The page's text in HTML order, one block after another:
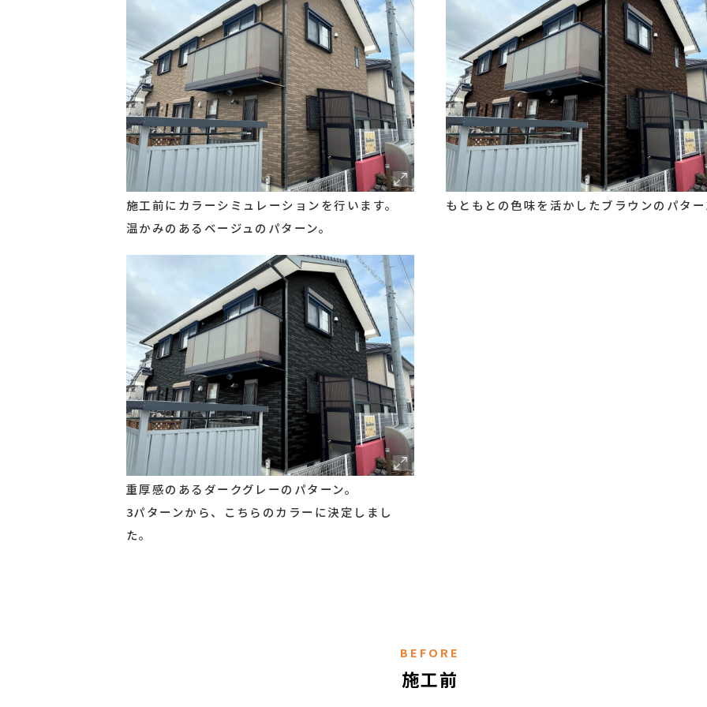
施工前にカラーシミュレーションを行います。
温かみのあるベージュのパターン。
もともとの色味を活かしたブラウンのパタ
重厚感のあるダークグレーのパターン。
3パターンから、こちらのカラーに決定しまし
た。
BEFORE
施工前